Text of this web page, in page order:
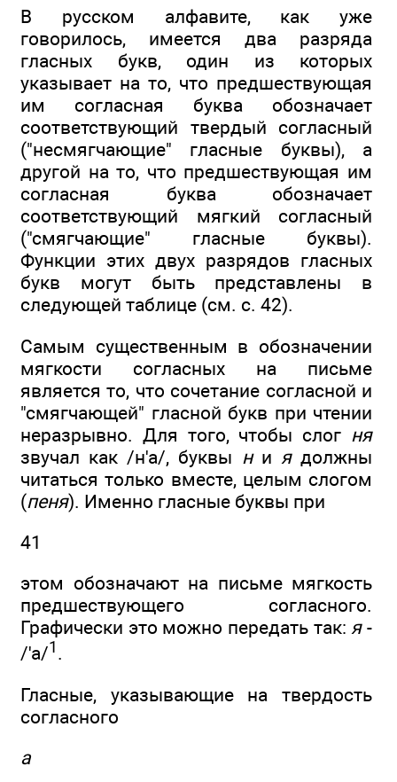
В русском алфавите, как уже
говорилось, имеется два разряда
гласных букв, один из которых
указывает на то, что предшествующая
им согласная буква обозначает
соответствующий твердый согласный
("несмягчающие" гласные буквы), а
другой на то, что предшествующая им
согласная буква обозначает
соответствующий мягкий согласный
("смягчающие" гласные буквы).
Функции этих двух разрядов гласных
букв могут быть представлены в
следующей таблице (см. с. 42).
Самым существенным в обозначении
мягкости согласных на письме
является то, что сочетание согласной и
"смягчающей" гласной букв при чтении
неразрывно. Для того, чтобы слог ня
звучал как /н'а/, буквы ни ядолжны
читаться только вместе, целым слогом
(пеня). Именно гласные буквы при
41
этом обозначают на письме мягкость
предшествующего согласного.
Графически это можно передать так:я-
/'а/1 .
Гласные, указывающие на твердость
согласного
а